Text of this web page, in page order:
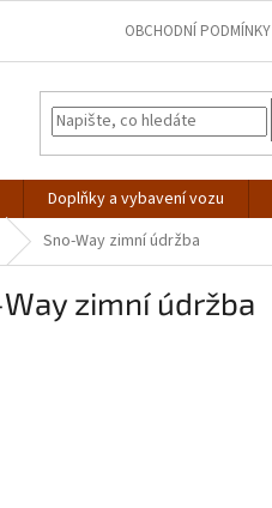
OBCHODNÍ PODMÍNKY
Doplňky a vybavení vozu
Sno-Way zimní údržba
zimní údržba